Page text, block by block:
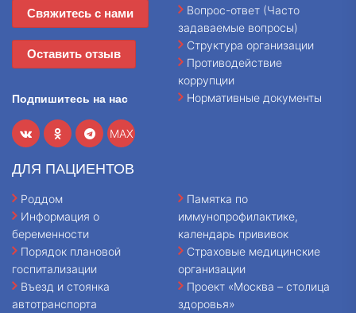
Свяжитесь с нами
Оставить отзыв
Подпишитесь на нас
MAX
Вопрос-ответ (Часто
задаваемые вопросы)
Структура организации
Противодействие
коррупции
Нормативные документы
ДЛЯ ПАЦИЕНТОВ
Роддом
Информация о
беременности
Порядок плановой
госпитализации
Въезд и стоянка
автотранспорта
Памятка по
иммунопрофилактике,
календарь прививок
Страховые медицинские
организации
Проект «Москва – столица
здоровья»